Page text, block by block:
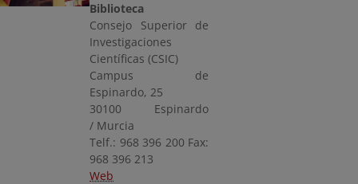
Biblioteca
Consejo Superior de
Investigaciones
Científicas (CSIC)
Campus de
Espinardo, 25
30100 Espinardo
/ Murcia
Telf.: 968 396 200 Fax:
968 396 213
Web